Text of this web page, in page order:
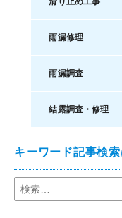
雨漏修理
雨漏調査
結露調査・修理
キーワード記事検索